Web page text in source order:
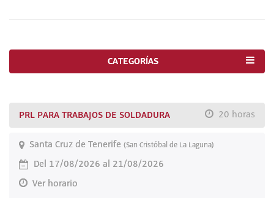
CATEGORÍAS
20 horas
PRL PARA TRABAJOS DE SOLDADURA
Santa Cruz de Tenerife (San Cristóbal de La Laguna)
Del 17/08/2026 al 21/08/2026
Ver horario